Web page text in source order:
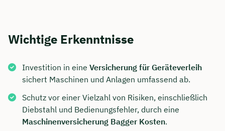
Wichtige Erkenntnisse
Investition in eine Versicherung für Geräteverleih
sichert Maschinen und Anlagen umfassend ab.
Schutz vor einer Vielzahl von Risiken, einschließlich
Diebstahl und Bedienungsfehler, durch eine
Maschinenversicherung Bagger Kosten.